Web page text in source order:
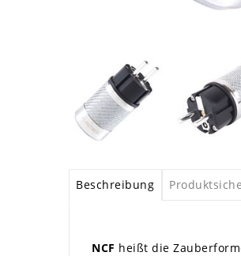
Beschreibung
NCF heißt die